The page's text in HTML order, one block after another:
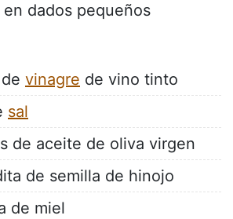
dados pequeños
vinagre de vino tinto
sal
de aceite de oliva virgen
de semilla de hinojo
de miel